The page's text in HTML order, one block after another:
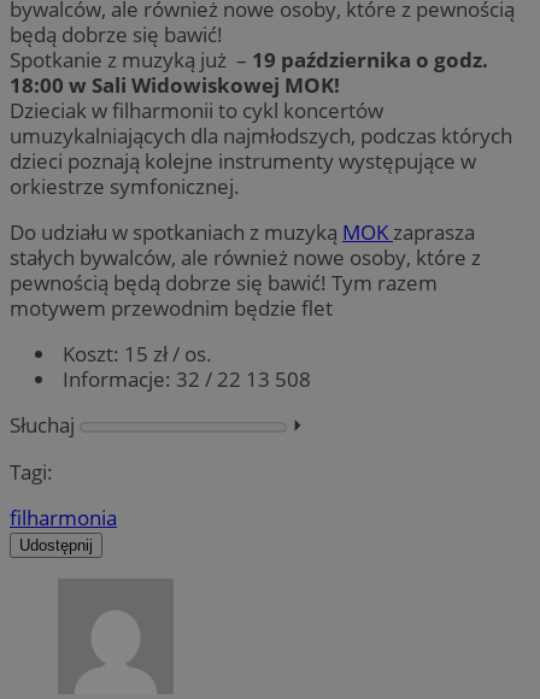
bywalców, ale również nowe osoby, które z pewnością
będą dobrze się bawić!
Spotkanie z muzyką już – 19 października o godz.
18:00 w Sali Widowiskowej MOK!
Dzieciak w filharmonii to cykl koncertów
umuzykalniających dla najmłodszych, podczas których
dzieci poznają kolejne instrumenty występujące w
orkiestrze symfonicznej.
Do udziału w spotkaniach z muzyką MOKzaprasza
stałych bywalców, ale również nowe osoby, które z
pewnością będą dobrze się bawić! Tym razem
motywem przewodnim będzie flet
Koszt: 15 zł / os.
Informacje: 32 / 22 13 508
Słuchaj
⏵︎
Tagi:
filharmonia
Udostępnij